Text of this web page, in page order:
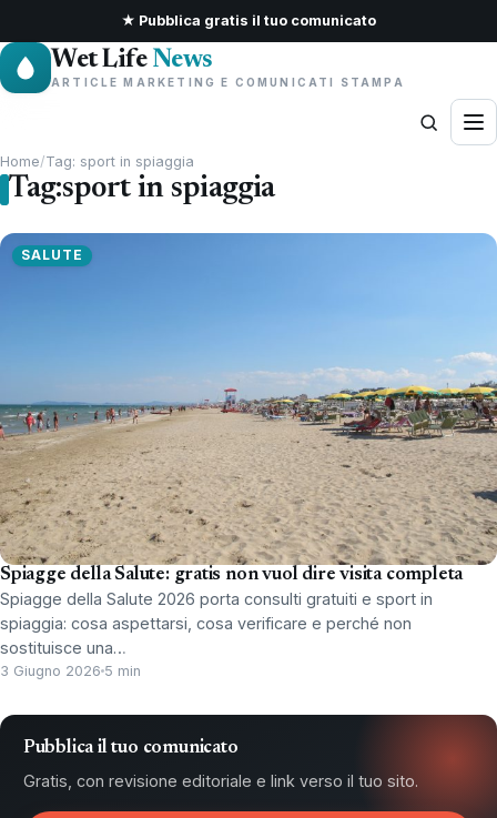
★ Pubblica gratis il tuo comunicato
Wet Life News
ARTICLE MARKETING E COMUNICATI STAMPA
Home/Tag: sport in spiaggia
Tag:sport in spiaggia
SALUTE
Spiagge della Salute: gratis non vuol dire visita completa
Spiagge della Salute 2026 porta consulti gratuiti e sport in
spiaggia: cosa aspettarsi, cosa verificare e perché non
sostituisce una…
3 Giugno 2026 5 min
Pubblica il tuo comunicato
Gratis, con revisione editoriale e link verso il tuo sito.